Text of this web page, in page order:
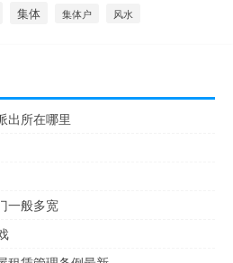
集体 集体户 风水
出所在哪里
一般多宽